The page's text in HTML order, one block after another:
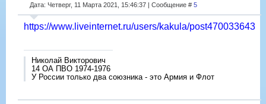
Дата: Четверг, 11 Марта 2021, 15:46:37 | Сообщение # 5
https://www.liveinternet.ru/users/kakula/post470033643
Николай Викторович
14 ОА ПВО 1974-1976
У России только два союзника - это Армия и Флот